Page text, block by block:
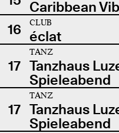
Caribbean
16
CLUB
éclat
17
TANZ
Tanzhaus
Spieleabend
17
TANZ
Tanzhaus
Spieleabend